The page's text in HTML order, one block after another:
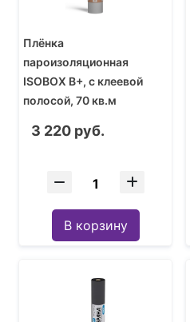
Плёнка
пароизоляционная
ISOBOX В+, с клеевой
полосой, 70 кв.м
3 220 руб.
В корзину